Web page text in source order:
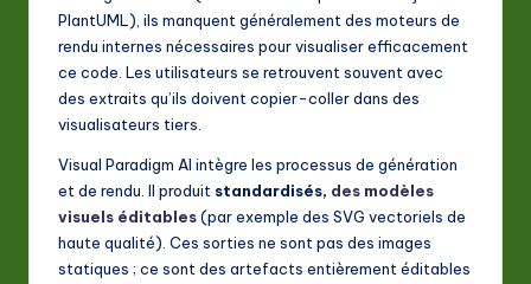
PlantUML), ils manquent généralement des moteurs de
rendu internes nécessaires pour visualiser efficacement
ce code. Les utilisateurs se retrouvent souvent avec
des extraits qu’ils doivent copier-coller dans des
visualisateurs tiers.
Visual Paradigm AI intègre les processus de génération
et de rendu. Il produit standardisés, des modèles
visuels éditables(par exemple des SVG vectoriels de
haute qualité). Ces sorties ne sont pas des images
statiques ; ce sont des artefacts entièrement éditables